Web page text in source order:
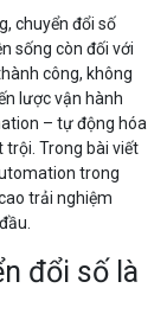
chuyển đổi số
sống còn đối với
công, không
lược vận hành
– tự động hóa
Trong bài viết
trong
trải nghiệm
đổi số là